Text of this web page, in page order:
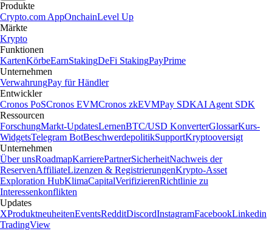
Produkte
Crypto.com AppOnchainLevel Up
Märkte
Krypto
Funktionen
KartenKörbeEarnStakingDeFi StakingPayPrime
Unternehmen
VerwahrungPay für Händler
Entwickler
Cronos PoSCronos EVMCronos zkEVMPay SDKAI Agent SDK
Ressourcen
ForschungMarkt-UpdatesLernenBTC/USD KonverterGlossarKurs-
WidgetsTelegram BotBeschwerdepolitikSupportKryptooversigt
Unternehmen
Über unsRoadmapKarrierePartnerSicherheitNachweis der
ReservenAffiliateLizenzen & RegistrierungenKrypto-Asset
Exploration HubKlimaCapitalVerifizierenRichtlinie zu
Interessenkonflikten
Updates
XProduktneuheitenEventsRedditDiscordInstagramFacebookLinkedin
TradingView